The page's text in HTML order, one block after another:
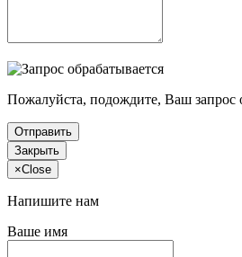
Пожалуйста, подождите, Ваш запрос
Отправить
Закрыть
×Close
Напишите нам
Ваше имя